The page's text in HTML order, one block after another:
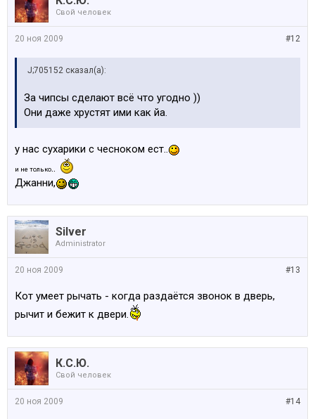
Свой человек
#12
20 ноя 2009
J;705152 сказал(а):
За чипсы сделают всё что угодно ))
Они даже хрустят ими как йа.
у нас сухарики с чесноком ест..
и не только..
Джанни,
Silver
Administrator
#13
20 ноя 2009
Кот умеет рычать - когда раздаётся звонок в дверь,
рычит и бежит к двери.
К.С.Ю.
Свой человек
#14
20 ноя 2009